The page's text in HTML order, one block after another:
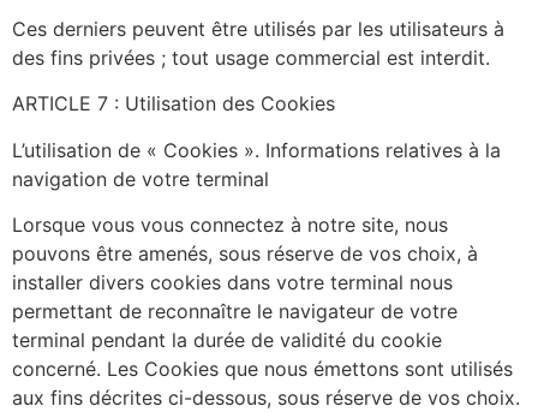
Ces derniers peuvent être utilisés par les utilisateurs à
des fins privées ; tout usage commercial est interdit.
ARTICLE 7 : Utilisation des Cookies
L’utilisation de « Cookies ». Informations relatives à la
navigation de votre terminal
Lorsque vous vous connectez à notre site, nous
pouvons être amenés, sous réserve de vos choix, à
installer divers cookies dans votre terminal nous
permettant de reconnaître le navigateur de votre
terminal pendant la durée de validité du cookie
concerné. Les Cookies que nous émettons sont utilisés
aux fins décrites ci-dessous, sous réserve de vos choix.